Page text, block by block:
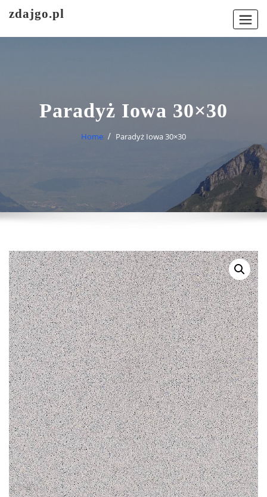
zdajgo.pl
Paradyż Iowa 30×30
Home Paradyż Iowa 30×30